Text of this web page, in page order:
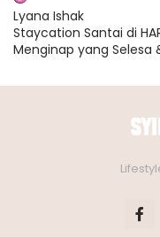
Lyana Ishak
Staycation Santai di
Menginap yang Selesa